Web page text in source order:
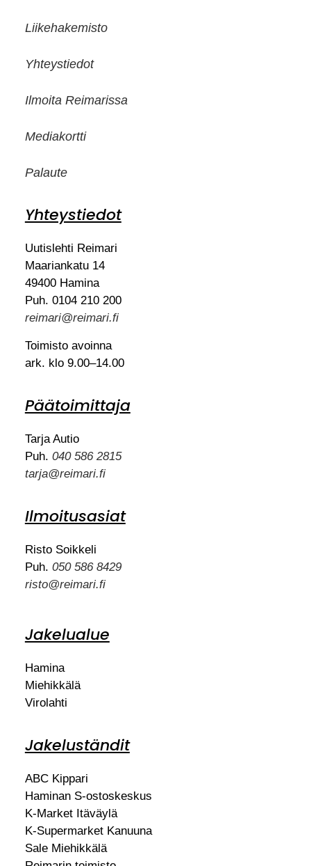
Liikehakemisto
Yhteystiedot
Ilmoita Reimarissa
Mediakortti
Palaute
Yhteystiedot
Uutislehti Reimari
Maariankatu 14
49400 Hamina
Puh. 0104 210 200
reimari@reimari.fi
Toimisto avoinna
ark. klo 9.00–14.00
Päätoimittaja
Tarja Autio
Puh. 040 586 2815
tarja@reimari.fi
Ilmoitusasiat
Risto Soikkeli
Puh. 050 586 8429
risto@reimari.fi
Jakelualue
Hamina
Miehikkälä
Virolahti
Jakeluständit
ABC Kippari
Haminan S-ostoskeskus
K-Market Itäväylä
K-Supermarket Kanuuna
Sale Miehikkälä